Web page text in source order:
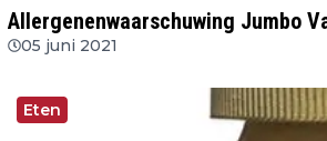
Allergenenwaarschuwing Jumbo
05 juni 2021
Eten